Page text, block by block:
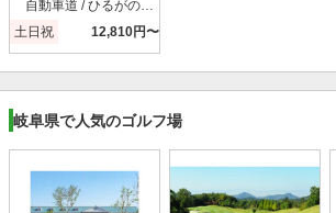
自動車道 / ひるがの高
原ＳＡスマートIC
土日祝 12,810円〜
岐阜県で人気のゴルフ場